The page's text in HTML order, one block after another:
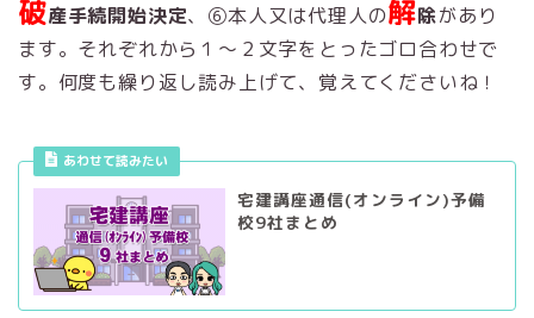
破産手続開始決定、⑥本人又は代理人の解除があり
ます。それぞれから１～２文字をとったゴロ合わせで
す。何度も繰り返し読み上げて、覚えてくださいね！
あわせて読みたい
宅建講座通信(オンライン)予備
校9社まとめ